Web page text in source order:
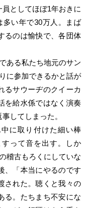
としてほぼ1年おきに
い年で30万人。まば
るのは愉快で、各団体
ある私たち地元のサン
に参加できるかと話が
るサウーヂのクイーカ
を給水係ではなく演奏
してしまった。
に取り付けた細い棒
って音を出す。しか
稽古もろくにしていな
、「本当にやるのです
された。聴くと我々の
る。たちまち不安にな